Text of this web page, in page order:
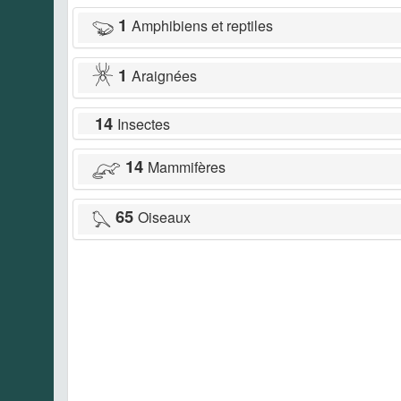
1 Amphibiens et reptiles
1 Araignées
14 Insectes
14 Mammifères
65 Oiseaux